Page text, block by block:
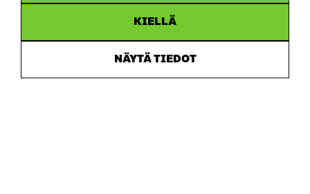
KIELLÄ
NÄYTÄ TIEDOT
ikkunassaInstagram